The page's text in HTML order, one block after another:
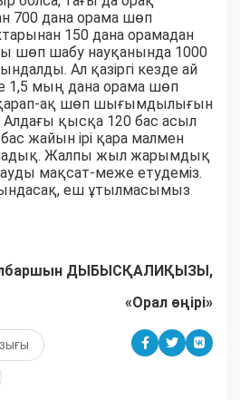
700 дана орама шөп
150 дана орамадан
шөп шабу науқанында 1000
Ал қазіргі кезде ай
1,5 мың дана орама шөп
ақ шөп шығымдылығын
Алдағы қысқа 120 бас асыл
жайын ірі қара малмен
Жалпы жыл жарымдық
мақсат-меже етудеміз.
еш ұтылмасымыз
ДЫБЫСҚАЛИҚЫЗЫ,
«Орал өңірі»